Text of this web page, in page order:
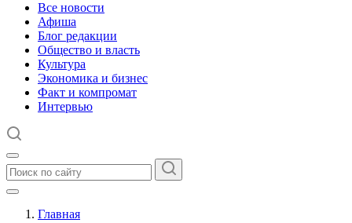
Все новости
Афиша
Блог редакции
Общество и власть
Культура
Экономика и бизнес
Факт и компромат
Интервью
Главная